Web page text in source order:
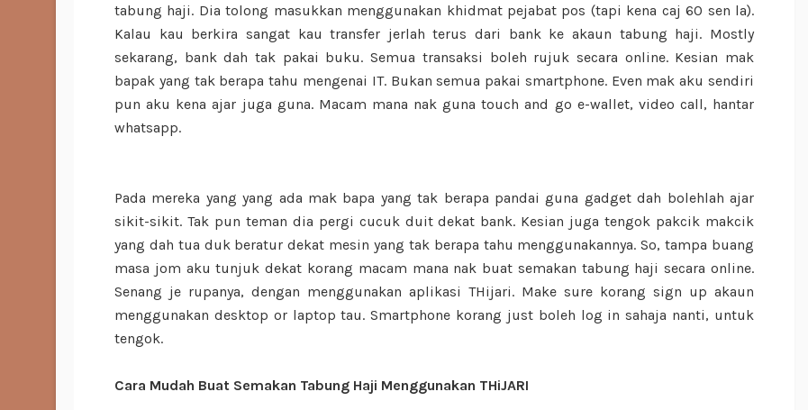
tabung haji. Dia tolong masukkan menggunakan khidmat pejabat pos (tapi kena caj 60 sen la).
Kalau kau berkira sangat kau transfer jerlah terus dari bank ke akaun tabung haji. Mostly
sekarang, bank dah tak pakai buku. Semua transaksi boleh rujuk secara online. Kesian mak
bapak yang tak berapa tahu mengenai IT. Bukan semua pakai smartphone. Even mak aku sendiri
pun aku kena ajar juga guna. Macam mana nak guna touch and go e-wallet, video call, hantar
whatsapp.
Pada mereka yang yang ada mak bapa yang tak berapa pandai guna gadget dah bolehlah ajar
sikit-sikit. Tak pun teman dia pergi cucuk duit dekat bank. Kesian juga tengok pakcik makcik
yang dah tua duk beratur dekat mesin yang tak berapa tahu menggunakannya. So, tampa buang
masa jom aku tunjuk dekat korang macam mana nak buat semakan tabung haji secara online.
Senang je rupanya, dengan menggunakan aplikasi THijari. Make sure korang sign up akaun
menggunakan desktop or laptop tau. Smartphone korang just boleh log in sahaja nanti, untuk
tengok.
Cara Mudah Buat Semakan Tabung Haji Menggunakan THiJARI